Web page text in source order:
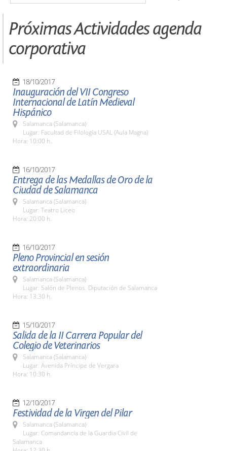
Próximas Actividades agenda
corporativa
18/10/2017
Inauguración del VII Congreso
Internacional de Latín Medieval
Hispánico
Salamanca (Salamanca)
Lugar: Facultad de Filología USAL (Aula Magna)
Hora: 10:00 h.
16/10/2017
Entrega de las Medallas de Oro de la
Ciudad de Salamanca
Salamanca (Salamanca)
Lugar: Teatro Liceo
Hora: 20:00 h.
16/10/2017
Pleno Provincial en sesión
extraordinaria
Salamanca (Salamanca)
Lugar: Salón de Plenos. Diputación de Salamanca
Hora: 13:30 h.
15/10/2017
Salida de la II Carrera Popular del
Colegio de Veterinarios
Salamanca (Salamanca)
Lugar: Avenida Príncipe de Vergara
Hora: 10:30 h.
12/10/2017
Festividad de la Virgen del Pilar
Salamanca (Salamanca)
Lugar: Comandancia de la Guardia Civil de
Salamanca